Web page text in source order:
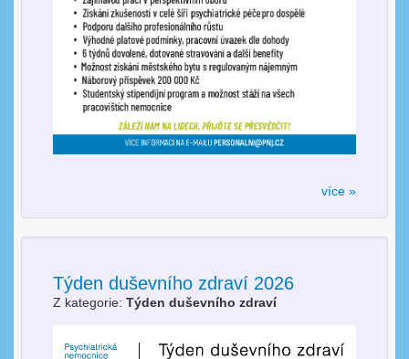
více »
Týden duševního zdraví 2026
Z kategorie: Týden duševního zdraví